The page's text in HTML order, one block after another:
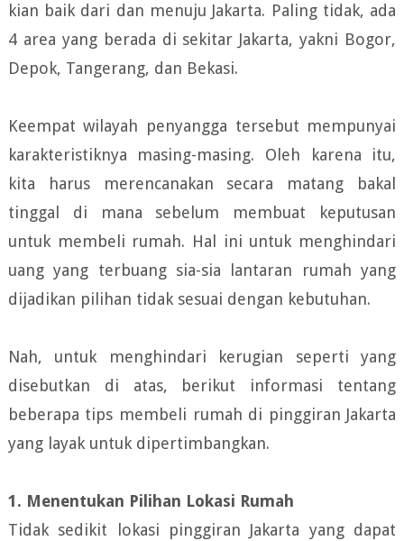
kian baik dari dan menuju Jakarta. Paling tidak, ada
4 area yang berada di sekitar Jakarta, yakni Bogor,
Depok, Tangerang, dan Bekasi.
Keempat wilayah penyangga tersebut mempunyai
karakteristiknya masing-masing. Oleh karena itu,
kita harus merencanakan secara matang bakal
tinggal di mana sebelum membuat keputusan
untuk membeli rumah. Hal ini untuk menghindari
uang yang terbuang sia-sia lantaran rumah yang
dijadikan pilihan tidak sesuai dengan kebutuhan.
Nah, untuk menghindari kerugian seperti yang
disebutkan di atas, berikut informasi tentang
beberapa tips membeli rumah di pinggiran Jakarta
yang layak untuk dipertimbangkan.
1. Menentukan Pilihan Lokasi Rumah
Tidak sedikit lokasi pinggiran Jakarta yang dapat